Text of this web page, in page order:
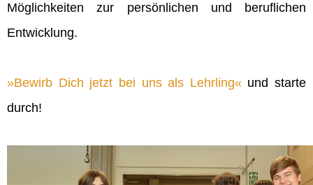
Möglichkeiten zur persönlichen und beruflichen
Entwicklung.
Bewirb Dich jetzt bei uns als Lehrling und starte
durch!